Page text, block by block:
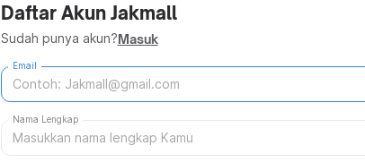
Daftar Akun Jakmall
Sudah punya akun?Masuk
Email
Nama Lengkap